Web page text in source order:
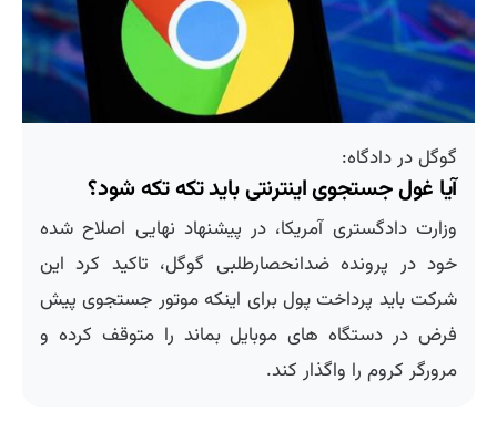
گوگل در دادگاه:
آیا غول جستجوی اینترنتی باید تکه تکه شود؟
وزارت دادگستری آمریکا، در پیشنهاد نهایی اصلاح شده
خود در پرونده ضدانحصارطلبی گوگل، تاکید کرد این
شرکت باید پرداخت پول برای اینکه موتور جستجوی پیش
فرض در دستگاه های موبایل بماند را متوقف کرده و
مرورگر کروم را واگذار کند.